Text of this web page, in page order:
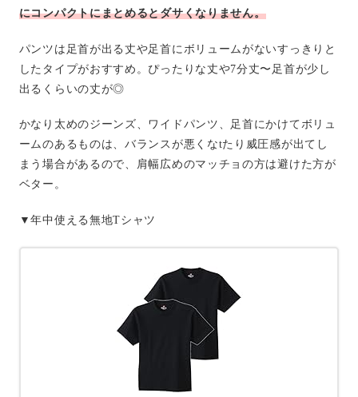
にコンパクトにまとめるとダサくなりません。
パンツは足首が出る丈や足首にボリュームがないすっきりと
したタイプがおすすめ。ぴったりな丈や7分丈〜足首が少し
出るくらいの丈が◎
かなり太めのジーンズ、ワイドパンツ、足首にかけてボリュ
ームのあるものは、バランスが悪くなtたり威圧感が出てし
まう場合があるので、肩幅広めのマッチョの方は避けた方が
ベター。
▼年中使える無地Tシャツ